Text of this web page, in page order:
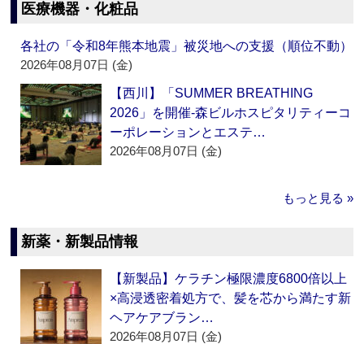
医療機器・化粧品
各社の「令和8年熊本地震」被災地への支援（順位不動）
2026年08月07日 (金)
【西川】「SUMMER BREATHING
2026」を開催‐森ビルホスピタリティーコ
ーポレーションとエステ…
2026年08月07日 (金)
もっと見る »
新薬・新製品情報
【新製品】ケラチン極限濃度6800倍以上
×高浸透密着処方で、髪を芯から満たす新
ヘアケアブラン…
2026年08月07日 (金)